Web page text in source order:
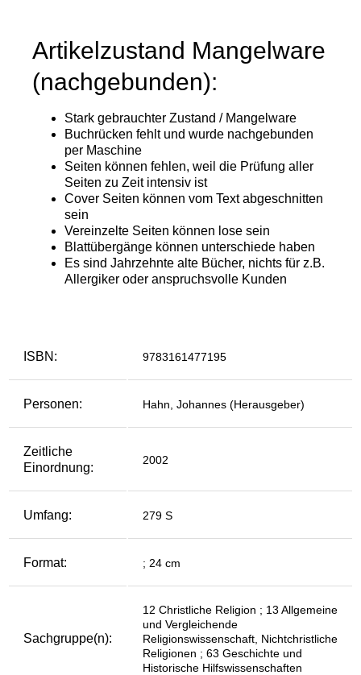
ISBN: 9783161477195
Personen: Hahn, Johannes (Herausgeber)
Zeitliche
Einordnung:
2002
Umfang: 279 S
Format: ; 24 cm
Sachgruppe(n):
12 Christliche Religion ; 13 Allgemeine
und Vergleichende
Religionswissenschaft, Nichtchristliche
Religionen ; 63 Geschichte und
Historische Hilfswissenschaften